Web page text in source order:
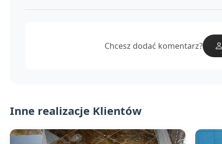
Chcesz dodać komentarz?
Inne realizacje Klientów